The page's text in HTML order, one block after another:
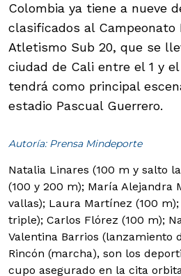
Colombia ya tiene a nueve
clasificados al Campeonato
Atletismo Sub 20, que se
ciudad de Cali entre el 1 y
tendrá como principal
estadio Pascual Guerrero.
Autoría: Prensa Mindeporte
Natalia Linares (100 m y salto
(100 y 200 m); María Alejandra
vallas); Laura Martínez (100
triple); Carlos Flórez (100 m);
Valentina Barrios (lanzamiento
Rincón (marcha), son los
cupo asegurado en la cita